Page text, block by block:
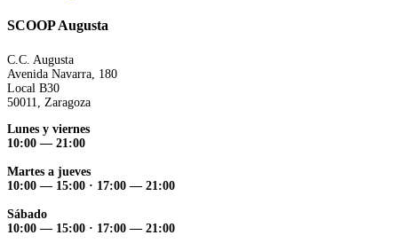
SCOOP Augusta
C.C. Augusta
Avenida Navarra, 180
Local B30
50011, Zaragoza
Lunes y viernes
10:00 — 21:00
Martes a jueves
10:00 — 15:00 · 17:00 — 21:00
Sábado
10:00 — 15:00 · 17:00 — 21:00